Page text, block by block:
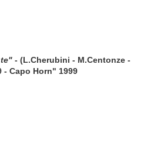
te" - (L.Cherubini - M.Centonze -
- Capo Horn" 1999